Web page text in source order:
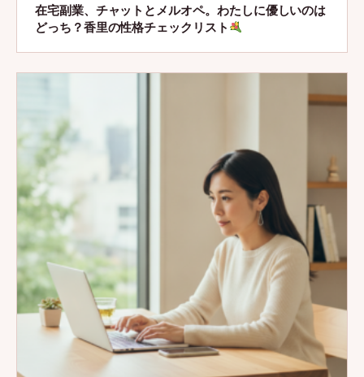
在宅副業、チャットとメルオペ。わたしに優しいのは
どっち？香里の性格チェックリスト